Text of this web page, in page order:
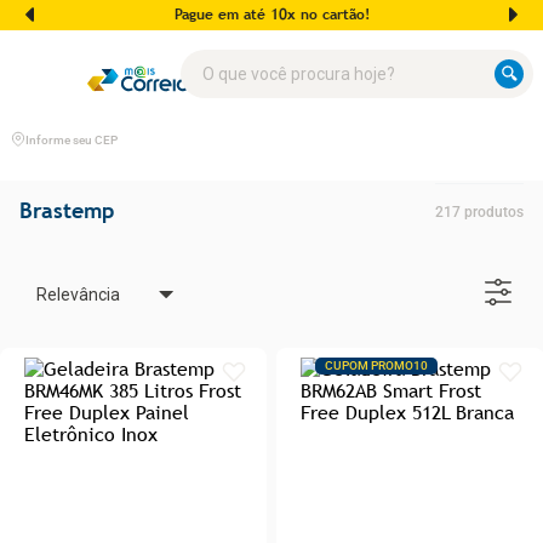
Pague em até 10x no cartão!
Informe seu CEP
Brastemp 217 produtos
Relevância
CUPOM PROMO10